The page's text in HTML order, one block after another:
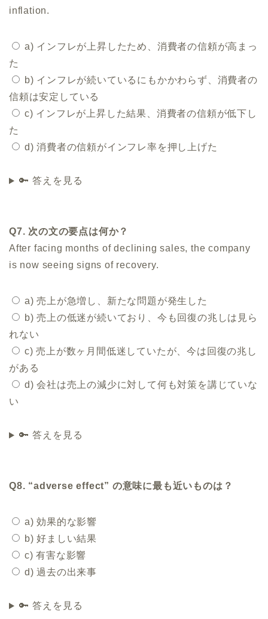
inflation.
a) インフレが上昇したため、消費者の信頼が高まっ
た
b) インフレが続いているにもかかわらず、消費者の
信頼は安定している
c) インフレが上昇した結果、消費者の信頼が低下し
た
d) 消費者の信頼がインフレ率を押し上げた
🔑 答えを見る
Q7. 次の文の要点は何か？
After facing months of declining sales, the company
is now seeing signs of recovery.
a) 売上が急増し、新たな問題が発生した
b) 売上の低迷が続いており、今も回復の兆しは見ら
れない
c) 売上が数ヶ月間低迷していたが、今は回復の兆し
がある
d) 会社は売上の減少に対して何も対策を講じていな
い
🔑 答えを見る
Q8. “adverse effect” の意味に最も近いものは？
a) 効果的な影響
b) 好ましい結果
c) 有害な影響
d) 過去の出来事
🔑 答えを見る